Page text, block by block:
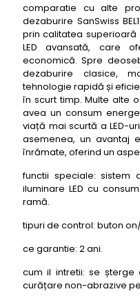
comparatie cu alte
dezaburire SanSwiss
prin calitatea
LED avansată, care
economică. Spre
dezaburire clasice,
tehnologie rapidă și
în scurt timp. Multe alte
avea un consum
viață mai scurtă a LED-
asemenea, un avantaj
înrămate, oferind un
functii speciale: sistem
iluminare LED cu
ramă.
tipuri de control: buton
ce garantie: 2 ani.
cum il intretii: se
curățare non-abrazive